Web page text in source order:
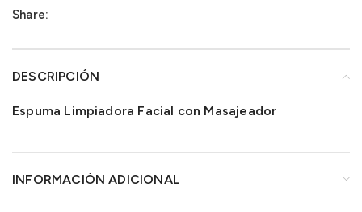
Share:
DESCRIPCIÓN
Espuma Limpiadora Facial con Masajeador
INFORMACIÓN ADICIONAL